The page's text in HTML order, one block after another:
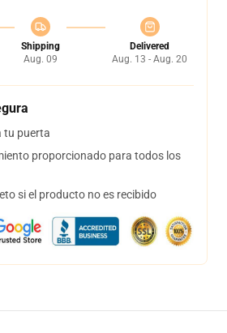
Shipping
Aug. 09
Delivered
Aug. 13 - Aug. 20
tu puerta
proporcionado para todos los
si el producto no es recibido